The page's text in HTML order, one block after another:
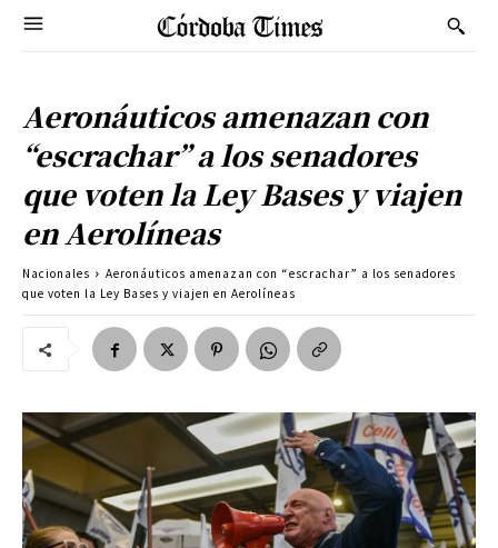
Aeronáuticos amenazan con
“escrachar” a los senadores
que voten la Ley Bases y viajen
en Aerolíneas
Nacionales
Aeronáuticos amenazan con “escrachar” a los senadores
que voten la Ley Bases y viajen en Aerolíneas